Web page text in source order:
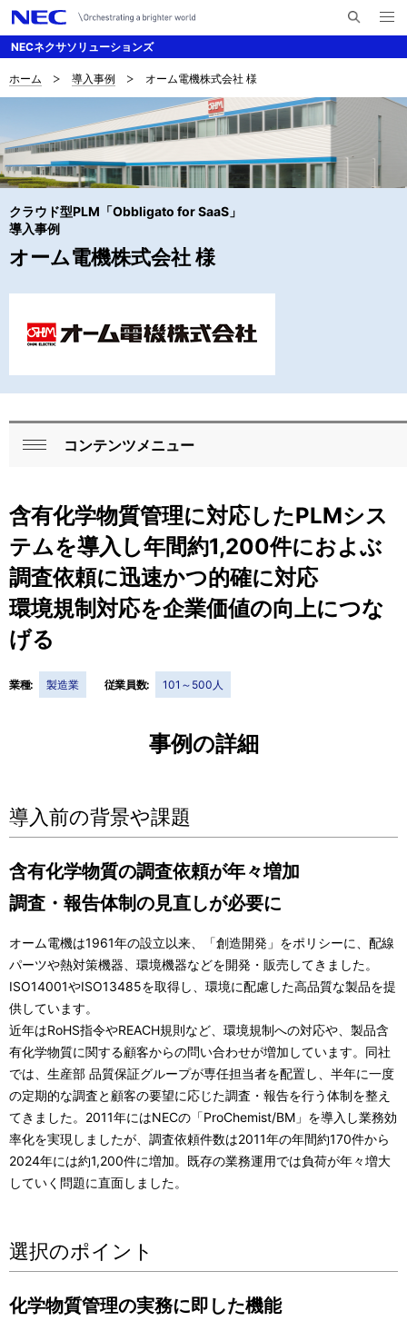
NECネクサソリューションズ
メ
ニ
く
ナ
ゲ
ー
シ
ョ
ン
サ
ト
内
の
現
位
置
ホーム 導入事例 オーム電機株式会社 様
クラウド型PLM「Obbligato for SaaS」
導入事例
オーム電機株式会社 様
ロ
カ
ル
ナ
ビ
ゲ
ー
る
コンテンツメニュー
含有化学物質管理に対応したPLMシス
テムを導入し年間約1,200件におよぶ
調査依頼に迅速かつ的確に対応
環境規制対応を企業価値の向上につな
げる
業種: 製造業 従業員数: 101～500人
事例の詳細
導入前の背景や課題
含有化学物質の調査依頼が年々増加
調査・報告体制の見直しが必要に
オーム電機は1961年の設立以来、「創造開発」をポリシーに、配線
パーツや熱対策機器、環境機器などを開発・販売してきました。
ISO14001やISO13485を取得し、環境に配慮した高品質な製品を提
供しています。
近年はRoHS指令やREACH規則など、環境規制への対応や、製品含
有化学物質に関する顧客からの問い合わせが増加しています。同社
では、生産部 品質保証グループが専任担当者を配置し、半年に一度
の定期的な調査と顧客の要望に応じた調査・報告を行う体制を整え
てきました。2011年にはNECの「ProChemist/BM」を導入し業務効
率化を実現しましたが、調査依頼件数は2011年の年間約170件から
2024年には約1,200件に増加。既存の業務運用では負荷が年々増大
していく問題に直面しました。
選択のポイント
化学物質管理の実務に即した機能